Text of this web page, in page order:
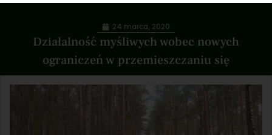
Działalność myśliwych wobec nowych
ograniczeń w przemieszczaniu się
24 marca, 2020